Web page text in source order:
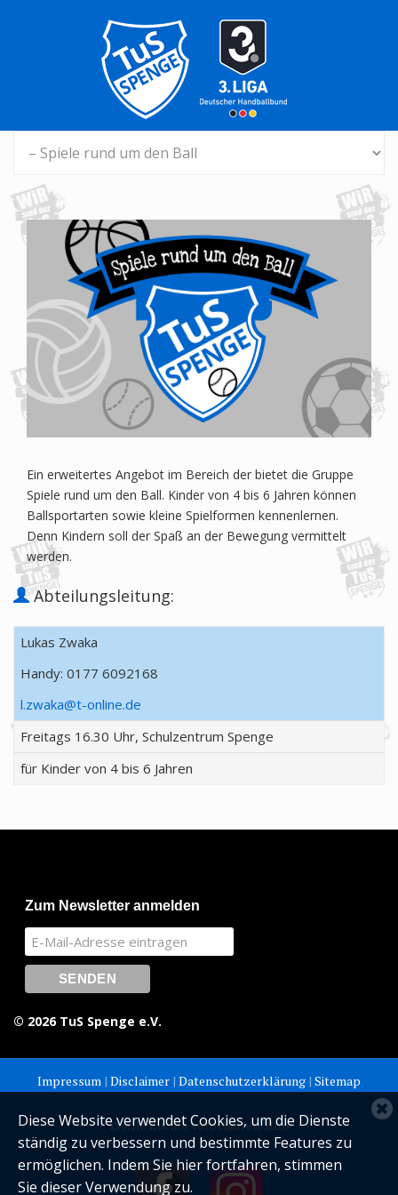
Diese Website verwendet Cookies, um die Dienste
ständig zu verbessern und bestimmte Features zu
ermöglichen. Indem Sie hier fortfahren, stimmen
Sie dieser Verwendung zu.
Ein erweitertes Angebot im Bereich der bietet die Gruppe
Spiele rund um den Ball. Kinder von 4 bis 6 Jahren können
Ballsportarten sowie kleine Spielformen kennenlernen.
Denn Kindern soll der Spaß an der Bewegung vermittelt
werden.
Abteilungsleitung:
Lukas Zwaka
Handy: 0177 6092168
l.zwaka@t-online.de
Freitags 16.30 Uhr, Schulzentrum Spenge
für Kinder von 4 bis 6 Jahren
Zum Newsletter anmelden
© 2026 TuS Spenge e.V.
Impressum | Disclaimer | Datenschutzerklärung | Sitemap
© Alle Rechte vorbehalten. 2026